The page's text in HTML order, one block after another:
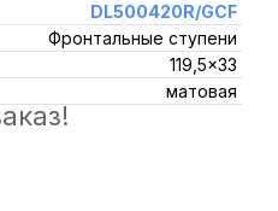
DL500420R/GCF
Фронтальные ступени
119,5x33
матовая